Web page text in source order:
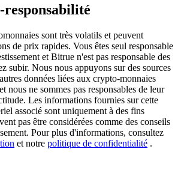
to Win 500,000 USDT
Carnival
· 33,333 USDT Bonus
Exclusive 10% APR
responsabilité
sont très volatils et peuvent
de prix rapides. Vous êtes seul responsable
et Bitrue n'est pas responsable des
subir. Nous nous appuyons sur des sources
données liées aux crypto-monnaies
nous ne sommes pas responsables de leur
Les informations fournies sur cette
associé sont uniquement à des fins
pas être considérées comme des conseils
Pour plus d'informations, consultez
et notre politique de confidentialité .